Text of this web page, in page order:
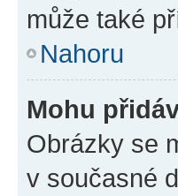
může také
Nahoru
Mohu
Obrázky se
v současné